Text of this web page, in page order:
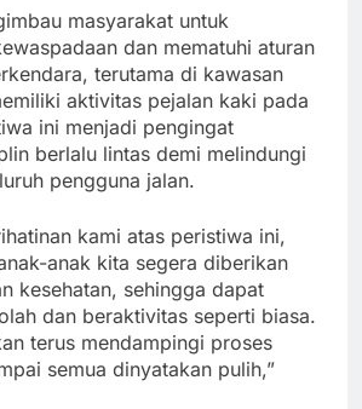
masyarakat untuk
dan mematuhi aturan
terutama di kawasan
aktivitas pejalan kaki pada
ini menjadi pengingat
berlalu lintas demi melindungi
pengguna jalan.
kami atas peristiwa ini,
anak kita segera diberikan
kesehatan, sehingga dapat
dan beraktivitas seperti biasa.
terus mendampingi proses
semua dinyatakan pulih,”